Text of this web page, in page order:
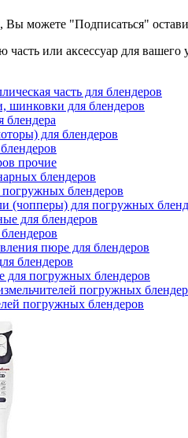
Вы можете "Подписаться"
или аксессуар для вашего
часть для блендеров
шинковки для блендеров
блендера
для блендеров
прочие
блендеров
блендеров
(чопперы) для погружных
для блендеров
пюре для блендеров
блендеров
для погружных блендеров
погружных
погружных блендеров